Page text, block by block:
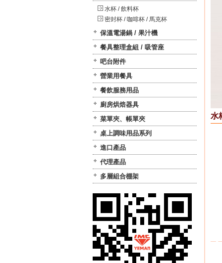
水杯 / 飲料杯
密封杯 / 咖啡杯 / 馬克杯
保溫電湯鍋 / 果汁機
餐具整理盒組 / 吸管座
吧台附件
營業用餐具
餐飲服務用品
廚房烘焙器具
菜單夾、帳單夾
桌上調味用品系列
進口產品
代理產品
多層組合棚架
水